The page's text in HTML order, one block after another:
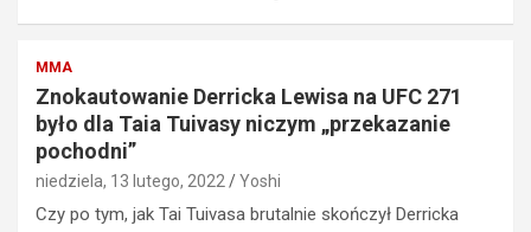
MMA
Znokautowanie Derricka Lewisa na UFC 271
było dla Taia Tuivasy niczym „przekazanie
pochodni”
niedziela, 13 lutego, 2022 Yoshi
Czy po tym, jak Tai Tuivasa brutalnie skończył Derricka